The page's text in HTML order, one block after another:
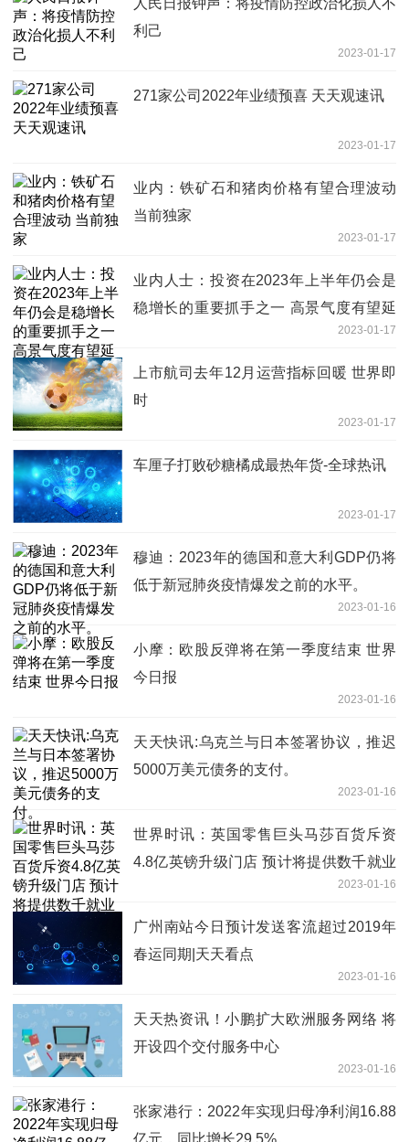
人民日报钟声：将疫情防控政治化损人不
利己
2023-01-17
271家公司2022年业绩预喜 天天观速讯
2023-01-17
业内：铁矿石和猪肉价格有望合理波动
当前独家
2023-01-17
业内人士：投资在2023年上半年仍会是
稳增长的重要抓手之一 高景气度有望延
2023-01-17
上市航司去年12月运营指标回暖 世界即
时
2023-01-17
车厘子打败砂糖橘成最热年货-全球热讯
2023-01-17
穆迪：2023年的德国和意大利GDP仍将
低于新冠肺炎疫情爆发之前的水平。
2023-01-16
小摩：欧股反弹将在第一季度结束 世界
今日报
2023-01-16
天天快讯:乌克兰与日本签署协议，推迟
5000万美元债务的支付。
2023-01-16
世界时讯：英国零售巨头马莎百货斥资
4.8亿英镑升级门店 预计将提供数千就业
2023-01-16
广州南站今日预计发送客流超过2019年
春运同期|天天看点
2023-01-16
天天热资讯！小鹏扩大欧洲服务网络 将
开设四个交付服务中心
2023-01-16
张家港行：2022年实现归母净利润16.88
亿元，同比增长29.5%。